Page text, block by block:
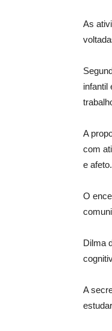
As
infantil
A
com
e afeto.
O
Dilma
A